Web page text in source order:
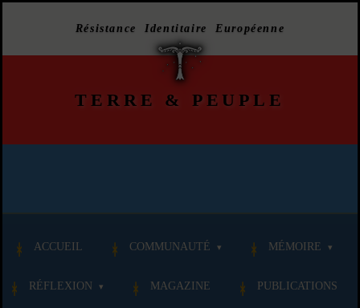
Résistance Identitaire Européenne
TERRE & PEUPLE
ACCUEIL COMMUNAUTÉ MÉMOIRE
RÉFLEXION MAGAZINE PUBLICATIONS